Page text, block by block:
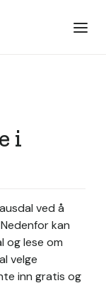
i
ved å
kan
og lese om
velge
inn gratis og